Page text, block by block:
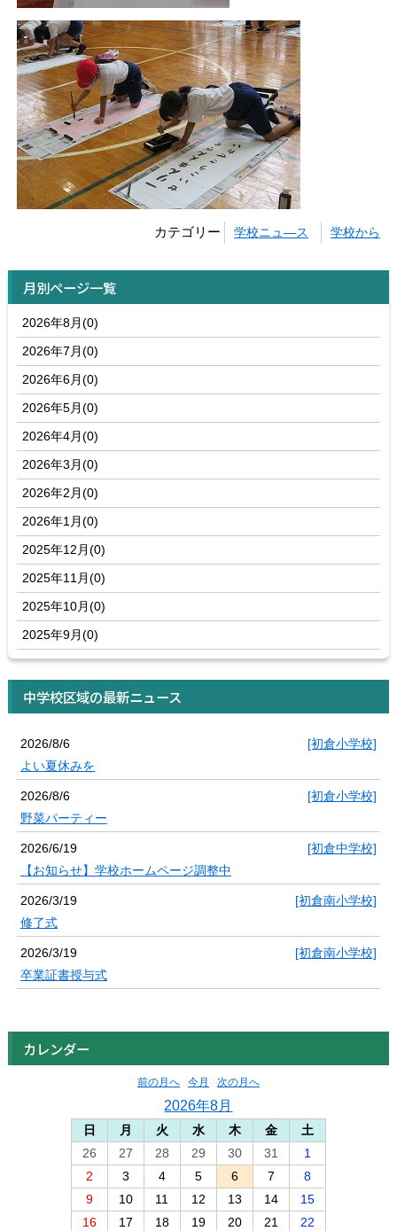
カテゴリー 学校ニュ―ス 学校から
月別ページ一覧
2026年8月(0)
2026年7月(0)
2026年6月(0)
2026年5月(0)
2026年4月(0)
2026年3月(0)
2026年2月(0)
2026年1月(0)
2025年12月(0)
2025年11月(0)
2025年10月(0)
2025年9月(0)
中学校区域の最新ニュース
2026/8/6
[初倉小学校]
よい夏休みを
2026/8/6
[初倉小学校]
野菜パーティー
2026/6/19
[初倉中学校]
【お知らせ】学校ホームページ調整中
2026/3/19
[初倉南小学校]
修了式
2026/3/19
[初倉南小学校]
卒業証書授与式
カレンダー
前の月へ 今月 次の月へ
2026年8月
日 月 火 水 木 金
土
26
27 28 29 30 31
1
2
3 4 5 6 7
8
9
10 11 12 13 14
15
16
17 18 19 20 21 22